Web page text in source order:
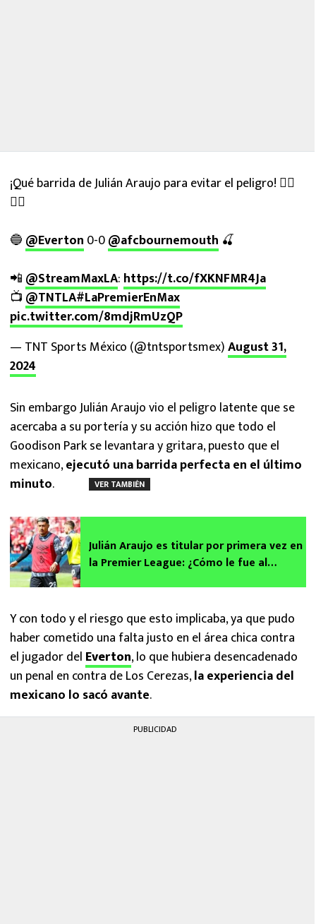
¡Qué barrida de Julián Araujo para evitar el peligro! 😮‍💨
🇲🇽
🔵 @Everton 0-0@afcbournemouth 🍒
📲 @StreamMaxLA: https://t.co/fXKNFMR4Ja
📺 @TNTLA#LaPremierEnMax
pic.twitter.com/8mdjRmUzQP
— TNT Sports México (@tntsportsmex)August 31,
2024
Sin embargo Julián Araujo vio el peligro latente que se
acercaba a su portería y su acción hizo que todo el
Goodison Park se levantara y gritara, puesto que el
mexicano,ejecutó una barrida perfecta en el último
minuto. VER TAMBIÉN
Julián Araujo es titular por primera vez en
la Premier League: ¿Cómo le fue al
Y con todo y el riesgo que esto implicaba, ya que pudo
haber cometido una falta justo en el área chica contra
el jugador del Everton, lo que hubiera desencadenado
un penal en contra de Los Cerezas,la experiencia del
mexicano lo sacó avante.
PUBLICIDAD